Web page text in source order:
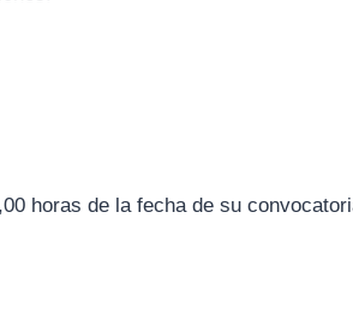
horas de la fecha de su